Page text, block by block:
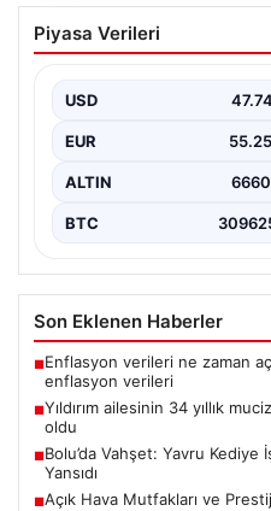
Yıldırım ailesinin
Anıtkabir hayali
Zeynep Yıldırım (59), tam
Piyasa Verileri
USD 47.74
EUR 55.25
ALTIN
BTC
Son Eklenen Haberler
■Enflasyon verileri ne zaman
enflasyon verileri
■Yıldırım ailesinin 34 yıllık
oldu
■Bolu’da Vahşet: Yavru
Yansıdı
■Açık Hava Mutfakları ve